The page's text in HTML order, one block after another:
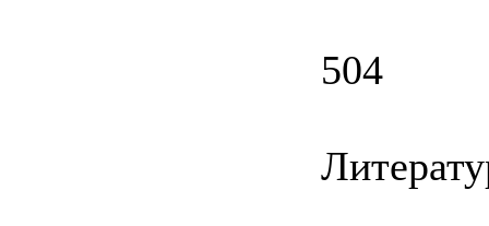
504